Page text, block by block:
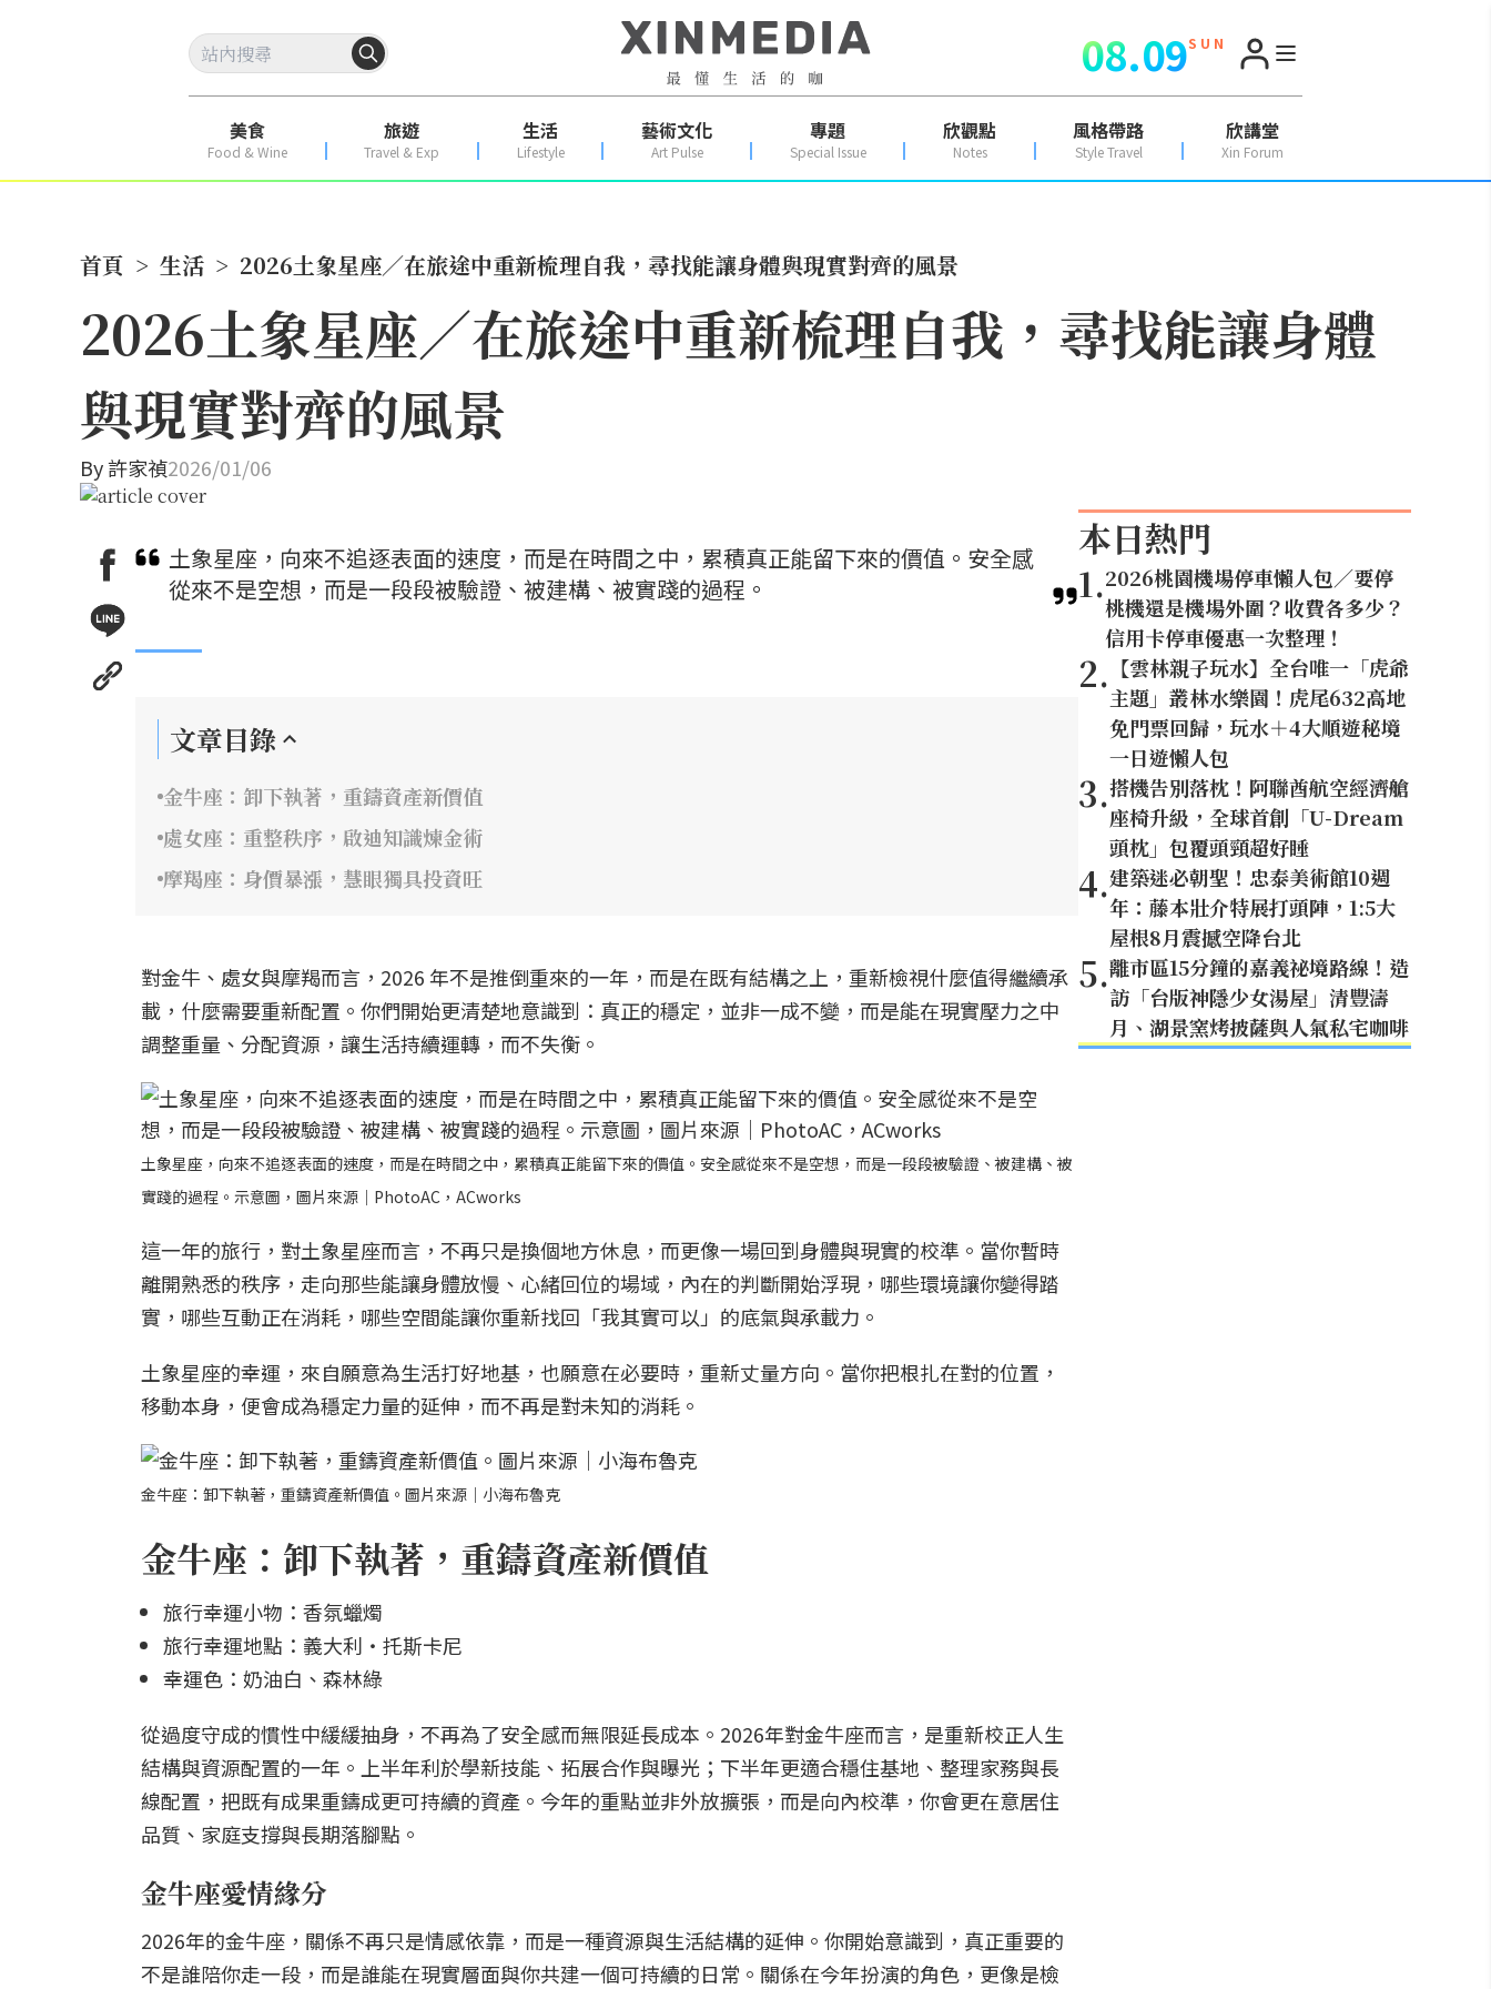
08.09S U N
美食
Food & Wine
旅遊
Travel & Exp
生活
Lifestyle
藝術文化
Art Pulse
專題
Special Issue
欣觀點
Notes
風格帶路
Style Travel
欣講堂
Xin Forum
首頁 > 生活 > 2026土象星座／在旅途中重新梳理自我，尋找能讓身體與現實對齊的風景
2026土象星座／在旅途中重新梳理自我，尋找能讓身體
與現實對齊的風景
By許家禎2026/01/06
土象星座，向來不追逐表面的速度，而是在時間之中，累積真正能留下來的價值。安全感
從來不是空想，而是一段段被驗證、被建構、被實踐的過程。
文章目錄
金牛座：卸下執著，重鑄資產新價值
處女座：重整秩序，啟迪知識煉金術
摩羯座：身價暴漲，慧眼獨具投資旺
對金牛、處女與摩羯而言，2026 年不是推倒重來的一年，而是在既有結構之上，重新檢視什麼值得繼續承
載，什麼需要重新配置。你們開始更清楚地意識到：真正的穩定，並非一成不變，而是能在現實壓力之中
調整重量、分配資源，讓生活持續運轉，而不失衡。
土象星座，向來不追逐表面的速度，而是在時間之中，累積真正能留下來的價值。安全感從來不是空想，而是一段段被驗證、被建構、被
實踐的過程。示意圖，圖片來源｜PhotoAC，ACworks
這一年的旅行，對土象星座而言，不再只是換個地方休息，而更像一場回到身體與現實的校準。當你暫時
離開熟悉的秩序，走向那些能讓身體放慢、心緒回位的場域，內在的判斷開始浮現，哪些環境讓你變得踏
實，哪些互動正在消耗，哪些空間能讓你重新找回「我其實可以」的底氣與承載力。
土象星座的幸運，來自願意為生活打好地基，也願意在必要時，重新丈量方向。當你把根扎在對的位置，
移動本身，便會成為穩定力量的延伸，而不再是對未知的消耗。
金牛座：卸下執著，重鑄資產新價值。圖片來源｜小海布魯克
金牛座：卸下執著，重鑄資產新價值
旅行幸運小物：香氛蠟燭
旅行幸運地點：義大利・托斯卡尼
幸運色：奶油白、森林綠
從過度守成的慣性中緩緩抽身，不再為了安全感而無限延長成本。2026年對金牛座而言，是重新校正人生
結構與資源配置的一年。上半年利於學新技能、拓展合作與曝光；下半年更適合穩住基地、整理家務與長
線配置，把既有成果重鑄成更可持續的資產。今年的重點並非外放擴張，而是向內校準，你會更在意居住
品質、家庭支撐與長期落腳點。
金牛座愛情緣分
2026年的金牛座，關係不再只是情感依靠，而是一種資源與生活結構的延伸。你開始意識到，真正重要的
不是誰陪你走一段，而是誰能在現實層面與你共建一個可持續的日常。關係在今年扮演的角色，更像是檢
本日熱門
1.2026桃園機場停車懶人包／要停
桃機還是機場外圍？收費各多少？
信用卡停車優惠一次整理！
2. 【雲林親子玩水】全台唯一「虎爺
主題」叢林水樂園！虎尾632高地
免門票回歸，玩水＋4大順遊秘境
一日遊懶人包
3.搭機告別落枕！阿聯酋航空經濟艙
座椅升級，全球首創「U-Dream
頭枕」包覆頭頸超好睡
4.建築迷必朝聖！忠泰美術館10週
年：藤本壯介特展打頭陣，1:5大
屋根8月震撼空降台北
5.離市區15分鐘的嘉義祕境路線！造
訪「台版神隱少女湯屋」清豐濤
月、湖景窯烤披薩與人氣私宅咖啡